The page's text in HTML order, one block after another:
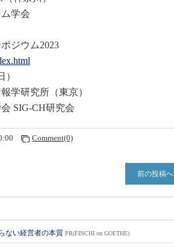
学会
ジウム2023
学研究所（東京）
SIG-CH研究会
Comment(0)
前の投稿へ
ない経営者の本質 PR(FINCHI on GOETHE)